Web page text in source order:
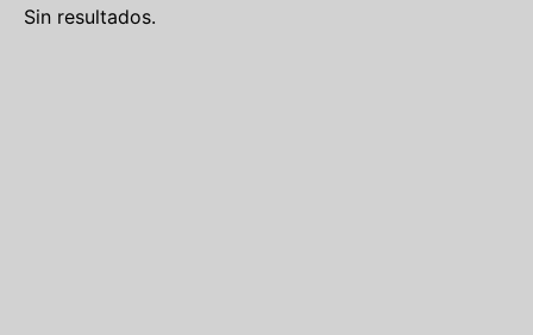
Sin resultados.